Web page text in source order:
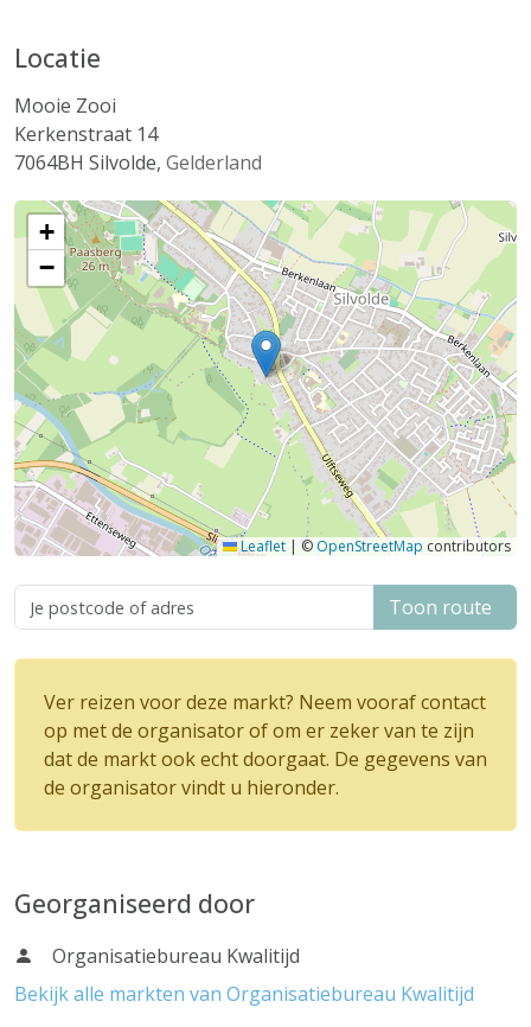
Locatie
Mooie Zooi
Kerkenstraat 14
7064BH Silvolde, Gelderland
+
−
Leaflet | © OpenStreetMap contributors
Toon route
Ver reizen voor deze markt? Neem vooraf contact
op met de organisator of om er zeker van te zijn
dat de markt ook echt doorgaat. De gegevens van
de organisator vindt u hieronder.
Georganiseerd door
Organisatiebureau Kwalitijd
Bekijk alle markten van Organisatiebureau Kwalitijd